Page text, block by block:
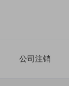
公司注销